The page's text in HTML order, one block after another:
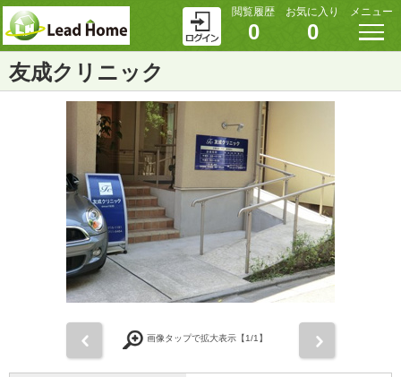
閲覧履歴
0
お気に入り
0
メニュー
友成クリニック
画像タップで拡大表示【1/1】